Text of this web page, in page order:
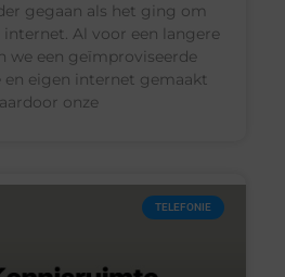
gegaan als het ging om
Al voor een langere
we een geïmproviseerde
en eigen internet gemaakt
onze
TELEFONIE